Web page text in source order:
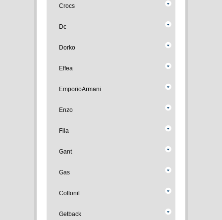
Crocs
Dc
Dorko
Effea
EmporioArmani
Enzo
Fila
Gant
Gas
Collonil
Getback